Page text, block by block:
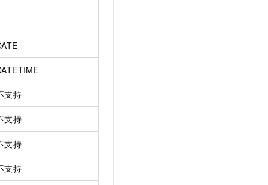
支持
支持
支持
支持